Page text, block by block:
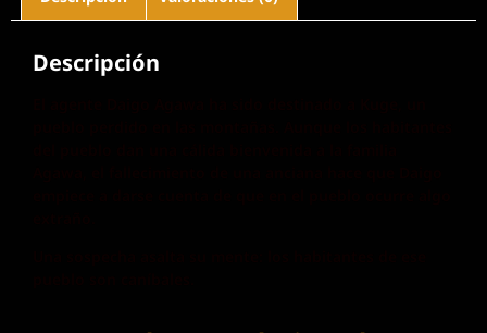
Descripción